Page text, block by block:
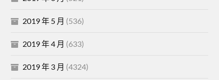
2019 年 5 月 (536)
2019 年 4 月 (633)
2019 年 3 月 (4324)